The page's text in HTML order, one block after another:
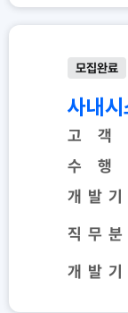
모집완료
사내
고 객
수 행
개 발 기
직 무 분
개 발 기